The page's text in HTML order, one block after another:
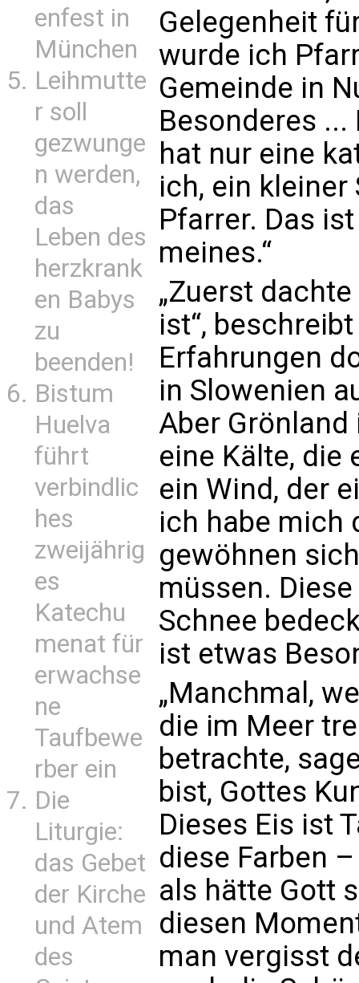
enfest in
München
Leihmutte
r soll
gezwunge
n werden,
das
Leben des
herzkrank
en Babys
zu
beenden!
Bistum
Huelva
führt
verbindlic
hes
zweijährig
es
Katechu
menat für
erwachse
ne
Taufbewe
rber ein
Die
Liturgie:
das Gebet
der Kirche
und Atem
des
Gelegenheit
wurde ich
Gemeinde in
Besonderes
hat nur eine
ich, ein kleiner
Pfarrer. Das
meines.“
„Zuerst
ist“,
Erfahrungen
in Slowenien
Aber
eine Kälte, die
ein Wind, der
ich habe mich
gewöhnen
müssen.
Schnee
ist etwas
„Manchmal,
die im Meer
betrachte,
bist, Gottes
Dieses Eis ist
diese Farben
als hätte Gott
diesen
man vergisst